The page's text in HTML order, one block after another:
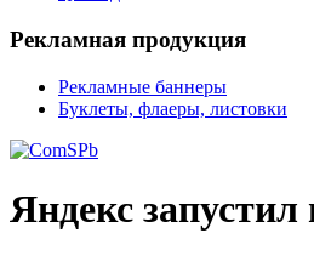
Рекламная продукция
Рекламные баннеры
Буклеты, флаеры, листовки
Яндекс